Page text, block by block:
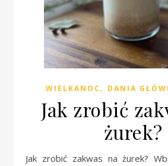
WIELKANOC, DANIA
Jak zrobić
żurek?
Jak zrobić zakwas na żurek? Wbrew pozorom to